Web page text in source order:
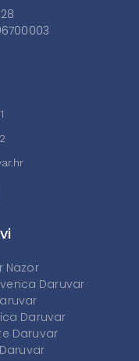
Nazor
Daruvar
Daruvar
Daruvar